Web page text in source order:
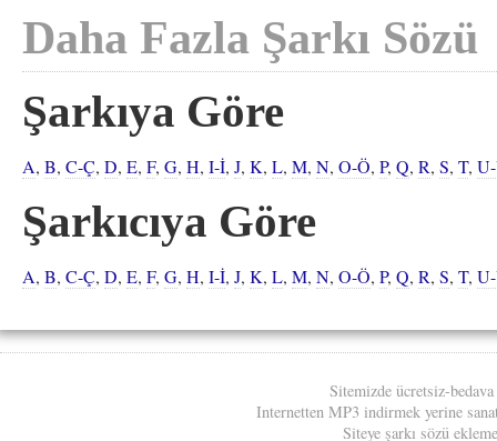
Daha Fazla Şarkı Sözü
Şarkıya Göre
A, B, C-Ç, D, E, F, G, H, I-İ, J, K, L, M, N, O-Ö, P, Q, R, S, T,
Şarkıcıya Göre
A, B, C-Ç, D, E, F, G, H, I-İ, J, K, L, M, N, O-Ö, P, Q, R, S, T,
Sitemizde ücretsiz-
Internetten MP3 indirmek yerine
Siteye şarkı sözü